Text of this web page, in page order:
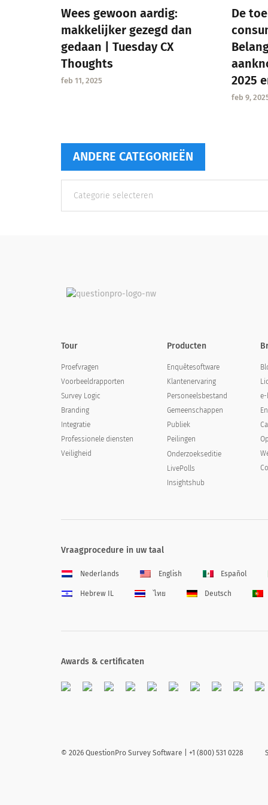
Wees gewoon aardig:
makkelijker gezegd dan
gedaan | Tuesday CX
Thoughts
feb 11, 2025
De
2025
feb 9,
ANDERE CATEGORIEËN
categorieën
Tour
Proefvragen
Voorbeeldrapporten
Survey Logic
Branding
Integratie
Professionele diensten
Veiligheid
Producten
Enquêtesoftware
Klantenervaring
Personeelsbestand
Gemeenschappen
Publiek
Peilingen
Onderzoekseditie
LivePolls
Insightshub
e-
Vraagprocedure in uw taal
Nederlands English Español
Hebrew IL ไทย Deutsch
Awards & certificaten
© 2026 QuestionPro Survey Software | +1 (800) 531 0228